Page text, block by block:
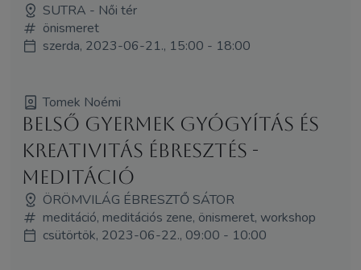
SUTRA - Női tér
önismeret
szerda, 2023-06-21., 15:00 - 18:00
Tomek Noémi
Belső gyermek gyógyítás és
kreativitás ébresztés -
meditáció
ÖRÖMVILÁG ÉBRESZTŐ SÁTOR
meditáció, meditációs zene, önismeret, workshop
csütörtök, 2023-06-22., 09:00 - 10:00